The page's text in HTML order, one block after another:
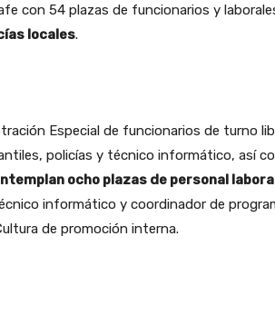
con 54 plazas de funcionarios y
locales.
Especial de funcionarios de turno
policías y técnico informático, así
ocho plazas de personal
informático y coordinador de
de promoción interna.